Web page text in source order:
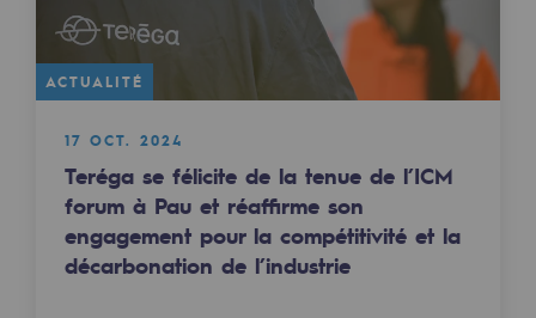
Captage de CO2
Nouveaux usages
Concertations CH4, H2 et CO2
Espace pédagogique
Espace pédagogique
2050 : un monde d’énergies
ACTUALITÉ
17 OCT. 2024
Teréga se félicite de la tenue de l’ICM
forum à Pau et réaffirme son
engagement pour la compétitivité et la
décarbonation de l’industrie